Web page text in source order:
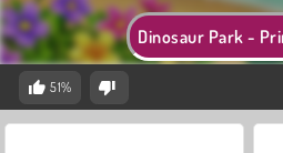
Dinosaur Park -
51%